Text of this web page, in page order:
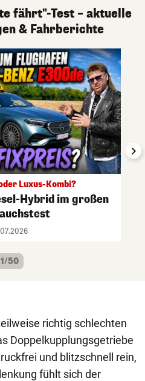
fährt"-Test – aktuelle
& Fahrberichte
Luxus-Kombi?
Hybrid im großen
1/50
richtig schlechten
Doppelkupplungsgetriebe
und blitzschnell rein,
fühlt sich der